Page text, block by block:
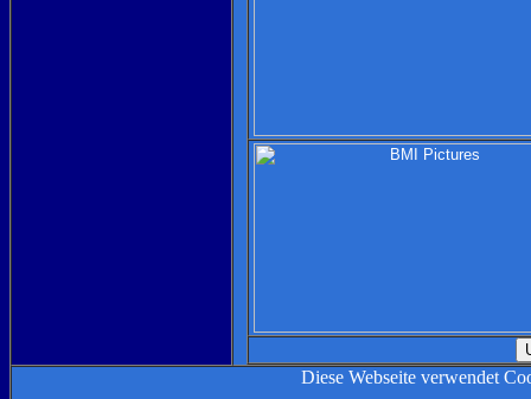
Diese Webseite verwendet